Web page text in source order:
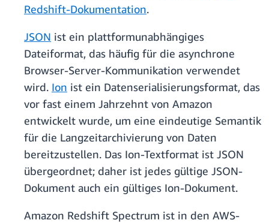
Redshift-Dokumentation.
JSON ist ein plattformunabhängiges
Dateiformat, das häufig für die asynchrone
Browser-Server-Kommunikation verwendet
wird. Ion ist ein Datenserialisierungsformat, das
vor fast einem Jahrzehnt von Amazon
entwickelt wurde, um eine eindeutige Semantik
für die Langzeitarchivierung von Daten
bereitzustellen. Das Ion-Textformat ist JSON
übergeordnet; daher ist jedes gültige JSON-
Dokument auch ein gültiges Ion-Dokument.
Amazon Redshift Spectrum ist in den AWS-